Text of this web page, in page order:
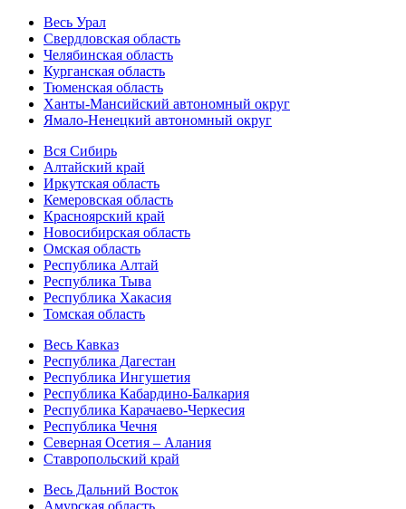
Весь Урал
Свердловская область
Челябинская область
Курганская область
Тюменская область
Ханты-Мансийский автономный округ
Ямало-Ненецкий автономный округ
Вся Сибирь
Алтайский край
Иркутская область
Кемеровская область
Красноярский край
Новосибирская область
Омская область
Республика Алтай
Республика Тыва
Республика Хакасия
Томская область
Весь Кавказ
Республика Дагестан
Республика Ингушетия
Республика Кабардино-Балкария
Республика Карачаево-Черкесия
Республика Чечня
Северная Осетия – Алания
Ставропольский край
Весь Дальний Восток
Амурская область